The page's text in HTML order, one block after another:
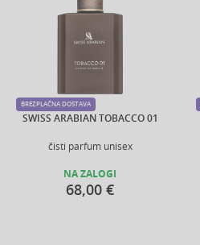
SWISS ARABIAN TOBACCO 01
čisti parfum unisex
BREZPLAČNA DOSTAVA
NA ZALOGI
68,00 €